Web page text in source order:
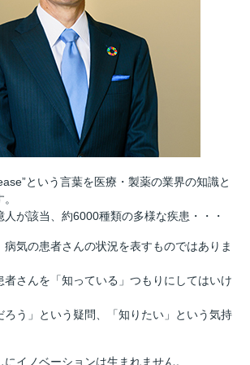
という言葉を医療・製薬の業界の知識と
が該当、約6000種類の多様な疾患・・・
病気の患者さんの状況を表すものではありま
者さんを「知っている」つもりにしてはいけ
ろう」という疑問、「知りたい」という気持
イノベーションは生まれません。